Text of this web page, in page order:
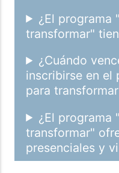
¿El programa
transformar"
¿Cuándo
inscribirse en el
para
¿El programa
transformar"
presenciales y